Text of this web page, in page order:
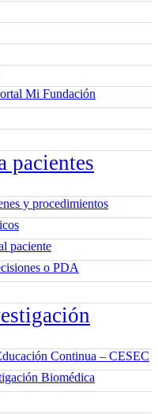
Mi Fundación
pacientes
y procedimientos
paciente
o PDA
Continua – CESEC
Biomédica